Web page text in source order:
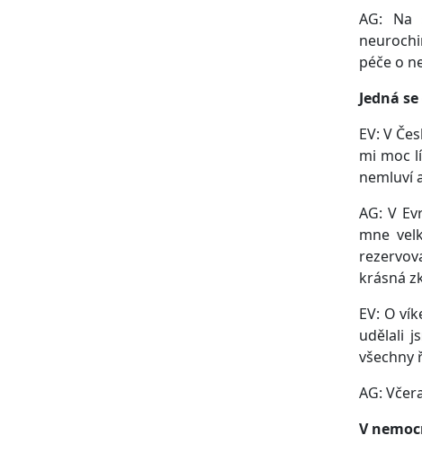
AG: Na
péče o
Jedná
EV: V
mi moc
nemluví
AG: V
mne
krásná
EV: O
udělali
všechny
AG:
V